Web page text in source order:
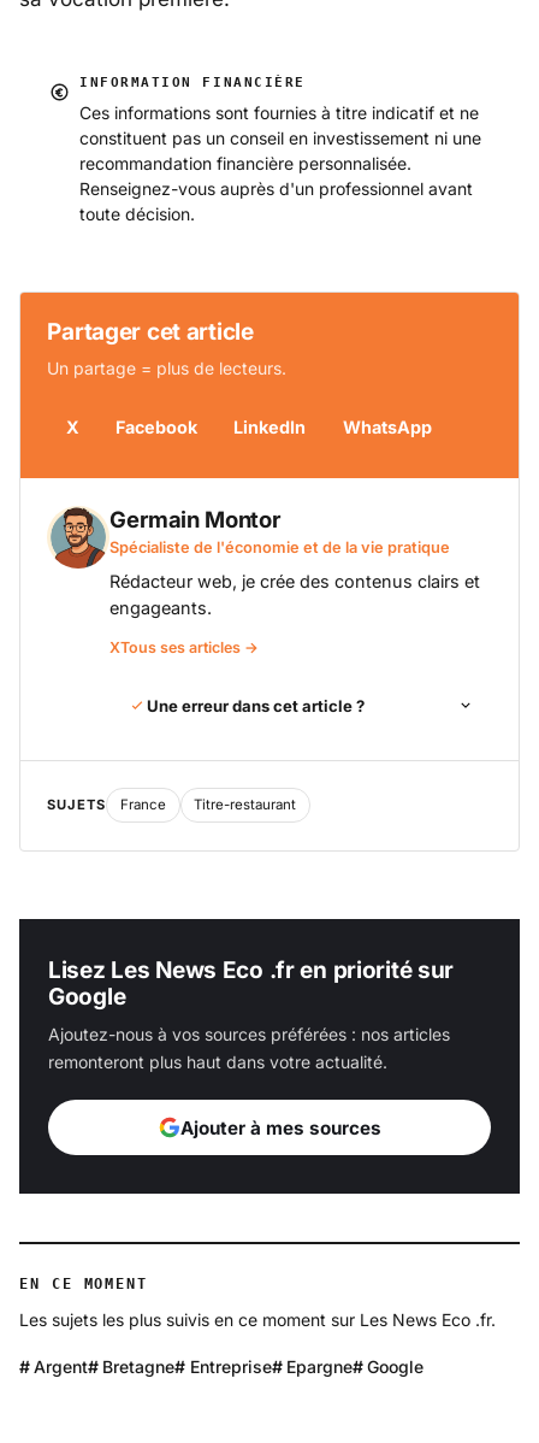
INFORMATION FINANCIÈRE
Ces informations sont fournies à titre indicatif et ne
constituent pas un conseil en investissement ni une
recommandation financière personnalisée.
Renseignez-vous auprès d'un professionnel avant
toute décision.
Partager cet article
Un partage = plus de lecteurs.
X Facebook LinkedIn WhatsApp
Germain Montor
Spécialiste de l'économie et de la vie pratique
Rédacteur web, je crée des contenus clairs et
engageants.
XTous ses articles →
Une erreur dans cet article ?
SUJETS France Titre-restaurant
Lisez Les News Eco .fr en priorité sur
Google
Ajoutez-nous à vos sources préférées : nos articles
remonteront plus haut dans votre actualité.
Ajouter à mes sources
EN CE MOMENT
Les sujets les plus suivis en ce moment sur Les News Eco .fr.
Argent Bretagne Entreprise Epargne Google